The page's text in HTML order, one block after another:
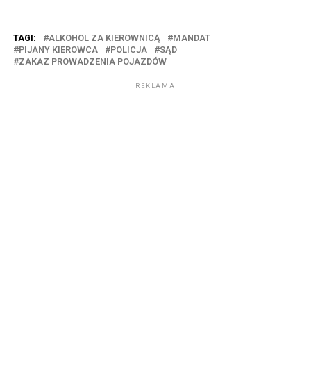
TAGI: ALKOHOL ZA KIEROWNICĄ
MANDAT
PIJANY KIEROWCA
POLICJA
SĄD
ZAKAZ PROWADZENIA POJAZDÓW
REKLAMA